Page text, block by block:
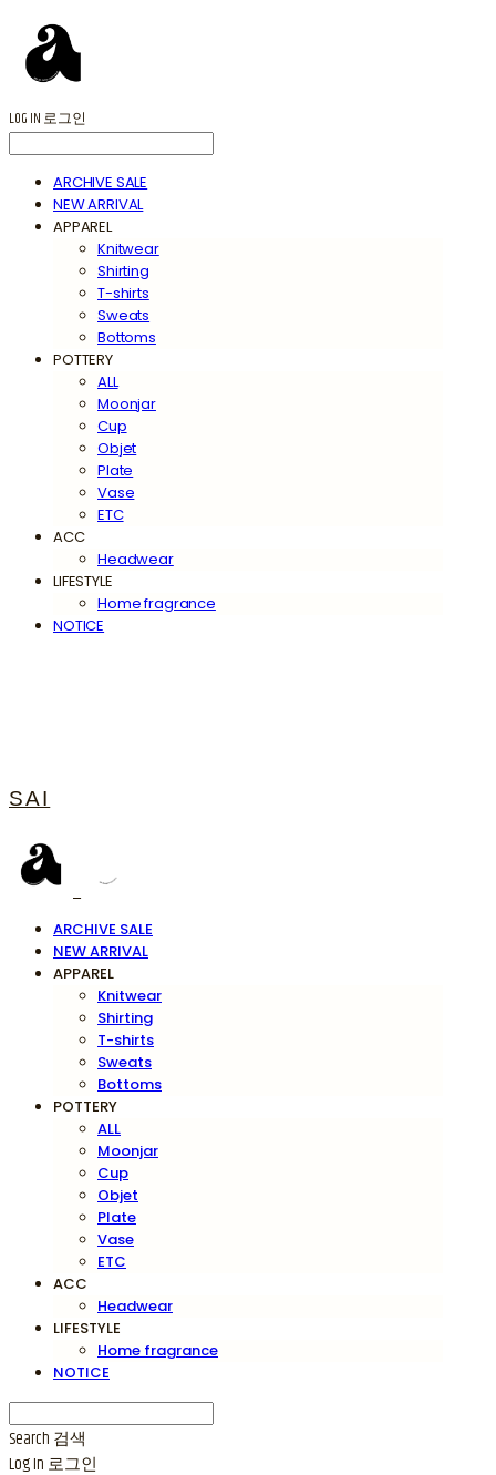
LOG IN 로그인
ARCHIVE SALE
NEW ARRIVAL
APPAREL
Knitwear
Shirting
T-shirts
Sweats
Bottoms
POTTERY
ALL
Moonjar
Cup
Objet
Plate
Vase
ETC
ACC
Headwear
LIFESTYLE
Home fragrance
NOTICE
SAI
ARCHIVE SALE
NEW ARRIVAL
APPAREL
Knitwear
Shirting
T-shirts
Sweats
Bottoms
POTTERY
ALL
Moonjar
Cup
Objet
Plate
Vase
ETC
ACC
Headwear
LIFESTYLE
Home fragrance
NOTICE
Search 검색
Log In 로그인